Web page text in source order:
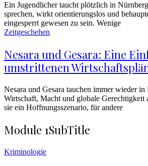
Ein Jugendlicher taucht plötzlich in
sprechen, wirkt orientierungslos und
eingesperrt gewesen zu sein. Wenige
Zeitgeschehen
Nesara und Gesara: Eine
umstrittenen
Nesara und Gesara tauchen immer wieder
Wirtschaft, Macht und globale Gerechtigkeit
sie ein Hoffnungsszenario, für andere
Module 1SubTitle
Kriminologie